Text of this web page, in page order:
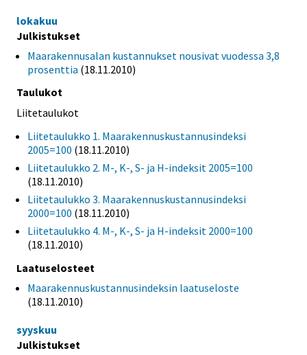
lokakuu
Julkistukset
Maarakennusalan kustannukset nousivat vuodessa 3,8
prosenttia (18.11.2010)
Taulukot
Liitetaulukot
Liitetaulukko 1. Maarakennuskustannusindeksi
2005=100 (18.11.2010)
Liitetaulukko 2. M-, K-, S- ja H-indeksit 2005=100
(18.11.2010)
Liitetaulukko 3. Maarakennuskustannusindeksi
2000=100 (18.11.2010)
Liitetaulukko 4. M-, K-, S- ja H-indeksit 2000=100
(18.11.2010)
Laatuselosteet
Maarakennuskustannusindeksin laatuseloste
(18.11.2010)
syyskuu
Julkistukset